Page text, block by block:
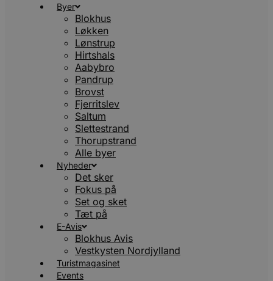
Byer
Blokhus
Løkken
Lønstrup
Hirtshals
Aabybro
Pandrup
Brovst
Fjerritslev
Saltum
Slettestrand
Thorupstrand
Alle byer
Nyheder
Det sker
Fokus på
Set og sket
Tæt på
E-Avis
Blokhus Avis
Vestkysten Nordjylland
Turistmagasinet
Events